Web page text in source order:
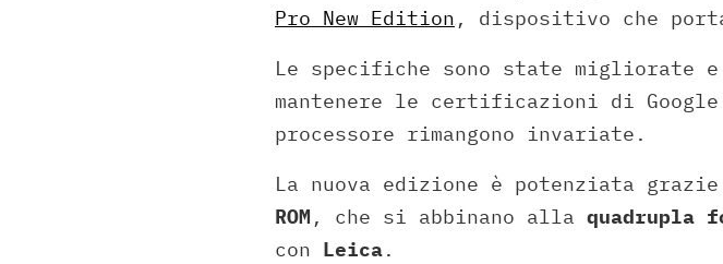
Pro New Edition , dispositivo che
Le specifiche sono state migliorate
mantenere le certificazioni di
processore rimangono invariate.
La nuova edizione è potenziata grazie
ROM , che si abbinano alla quadrupla
con Leica.